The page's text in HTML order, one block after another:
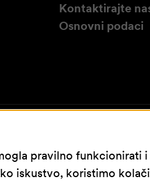
Kontaktirajte
Osnovni podaci
pravilno funkcionirati i
iskustvo, koristimo